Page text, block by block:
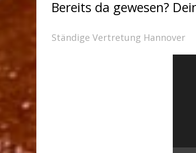
Bereits da gewesen?
Ständige Vertretung Hannover